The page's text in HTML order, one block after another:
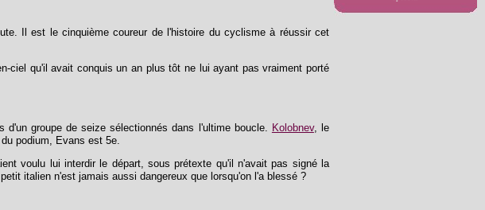
Il est le cinquième coureur de l'histoire du cyclisme à réussir cet
ciel qu'il avait conquis un an plus tôt ne lui ayant pas vraiment porté
groupe de seize sélectionnés dans l'ultime boucle. Kolobnev, le
podium, Evans est 5e.
voulu lui interdir le départ, sous prétexte qu'il n'avait pas signé la
italien n'est jamais aussi dangereux que lorsqu'on l'a blessé ?